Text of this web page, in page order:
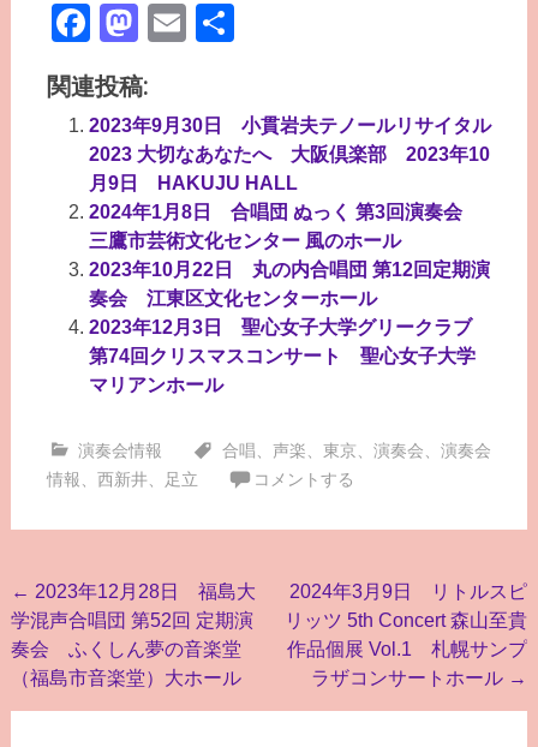
Facebook
Mastodon
Email
関連投稿:
2023年9月30日 小貫岩夫テノールリサイタル
2023 大切なあなたへ 大阪倶楽部 2023年10
月9日 HAKUJU HALL
2024年1月8日 合唱団 ぬっく 第3回演奏会
三鷹市芸術文化センター 風のホール
2023年10月22日 丸の内合唱団 第12回定期演
奏会 江東区文化センターホール
2023年12月3日 聖心女子大学グリークラブ
第74回クリスマスコンサート 聖心女子大学
マリアンホール
演奏会情報 合唱、 声楽、 東京、 演奏会、 演奏会
情報、 西新井、 足立 コメントする
投
稿
ナ
ビ
← 2023年12月28日 福島大
学混声合唱団 第52回 定期演
奏会 ふくしん夢の音楽堂
（福島市音楽堂）大ホール
2024年3月9日 リトルスピ
リッツ 5th Concert 森山至貴
作品個展 Vol.1 札幌サンプ
ラザコンサートホール →